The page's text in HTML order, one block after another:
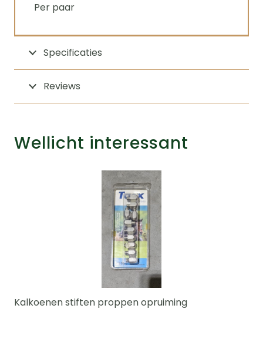
Per paar
Specificaties
Reviews
Wellicht interessant
Kalkoenen stiften proppen opruiming